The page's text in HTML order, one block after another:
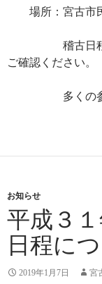
場所：宮古市民
稽古日程につ
ご確認ください。
多くの参加
お知らせ
平成３
日程に
2019年1月7日 宮